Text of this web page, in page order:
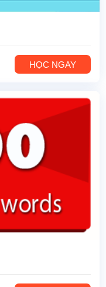
HỌC NGAY